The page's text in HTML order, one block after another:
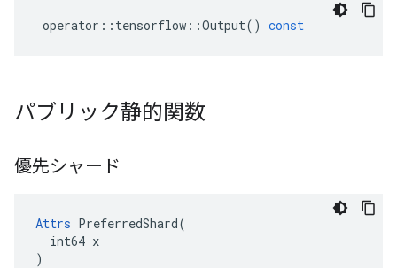
operator :: tensorflow ::Output() const
パブリック静的関数
優先シャード
Attrs PreferredShard(
  int64 x
)